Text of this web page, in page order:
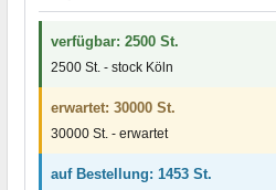
verfügbar: 2500 St.
2500 St. - stock Köln
erwartet: 30000 St.
30000 St. - erwartet
auf Bestellung: 1453 St.